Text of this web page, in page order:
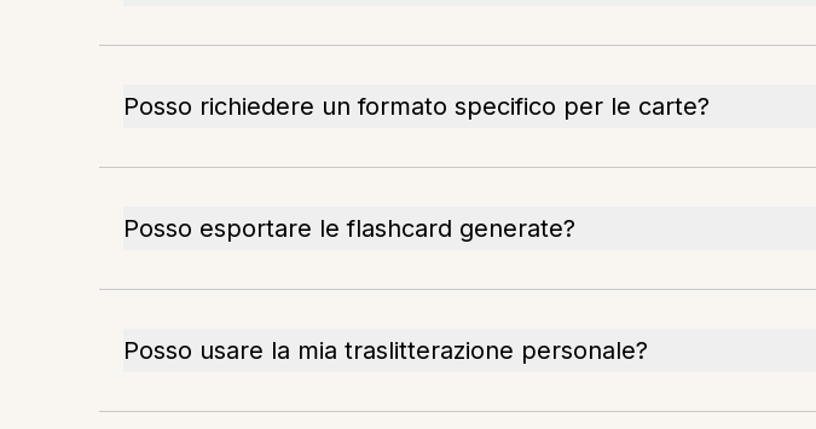
Posso richiedere un formato specifico per le carte?
Posso esportare le flashcard generate?
Posso usare la mia traslitterazione personale?